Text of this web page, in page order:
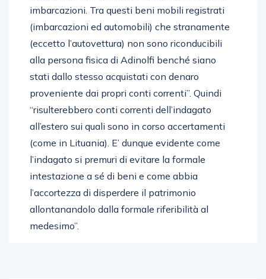
imbarcazioni. Tra questi beni mobili registrati
(imbarcazioni ed automobili) che stranamente
(eccetto l’autovettura) non sono riconducibili
alla persona fisica di Adinolfi benché siano
stati dallo stesso acquistati con denaro
proveniente dai propri conti correnti”. Quindi
“risulterebbero conti correnti dell’indagato
all’estero sui quali sono in corso accertamenti
(come in Lituania). E’ dunque evidente come
l’indagato si premuri di evitare la formale
intestazione a sé di beni e come abbia
l’accortezza di disperdere il patrimonio
allontanandolo dalla formale riferibilità al
medesimo”.